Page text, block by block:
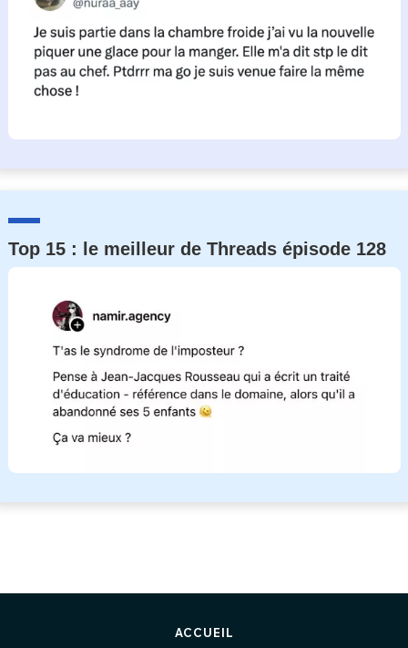
Top 15 : le meilleur de Threads épisode 128
ACCUEIL